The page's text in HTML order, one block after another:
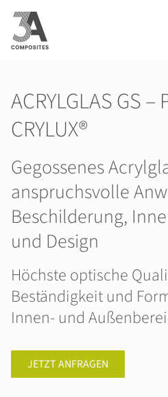
eingeben
ACRYLGLAS GS –
CRYLUX®
Gegossenes
anspruchsvolle
Beschilderung,
und Design
Höchste optische
Beständigkeit und
Innen- und
JETZT ANFRAGEN